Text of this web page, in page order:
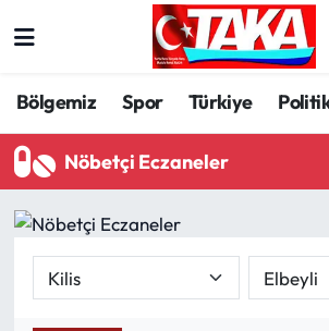
Bölgemiz Spor Türkiye
Nöbetçi Eczaneler
Spor
Türkiye
Politika
Trabzon Hava Durumu
Trabzon Trafik Yoğunluk
Tüm Manşetler